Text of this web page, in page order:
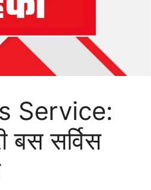
Service:
बस सर्विस